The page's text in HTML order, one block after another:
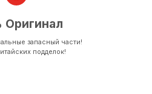
Оригинал
запасный части!
подделок!